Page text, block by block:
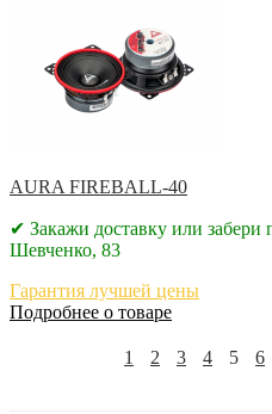
AURA FIREBALL-40
✔ Закажи доставку или забери
Шевченко, 83
Гарантия лучшей цены
Подробнее о товаре
1 2 3 4 5 6